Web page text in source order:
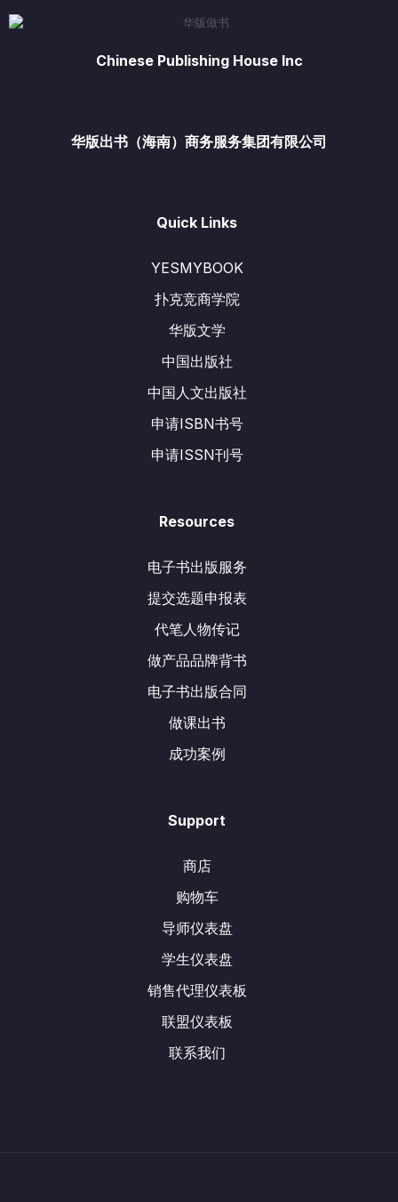
Chinese Publishing House Inc
华版出书（海南）商务服务集团有限公司
Quick Links
YESMYBOOK
扑克竞商学院
华版文学
中国出版社
中国人文出版社
申请ISBN书号
申请ISSN刊号
Resources
电子书出版服务
提交选题申报表
代笔人物传记
做产品品牌背书
电子书出版合同
做课出书
成功案例
Support
商店
购物车
导师仪表盘
学生仪表盘
销售代理仪表板
联盟仪表板
联系我们